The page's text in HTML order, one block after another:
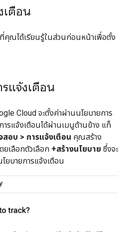
เตือน
คุณได้เรียนรู้ในส่วนก่อนหน้าเพื่อตั้ง
รแจ้งเตือน
Cloud จะตั้งค่าผ่านนโยบายการ
รแจ้งเตือนได้ผ่านเมนูด้านข้าง แท็
สอบ > การแจ้งเตือน คุณสร้าง
ยเลือกตัวเลือก +สร้างนโยบาย ซึ่งจะ
ยบายการแจ้งเตือน